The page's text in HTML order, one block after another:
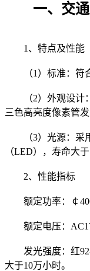
一、交通
1、特点及性能
（1）标准：符合
（2）外观设计：
三色高亮度像素管
（3）光源：采用
（LED），寿命大
2、性能指标
额定功率：￠400
额定电压：
发光强度：红
大于10万小时。